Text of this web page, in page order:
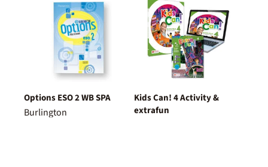
Options ESO 2 WB SPA
Burlington
Kids Can! 4 Activity &
extrafun